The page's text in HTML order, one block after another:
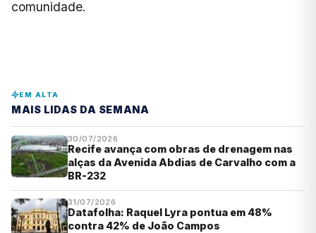
comunidade.
EM ALTA
MAIS LIDAS DA SEMANA
30/07/2026
Recife avança com obras de drenagem nas
alças da Avenida Abdias de Carvalho com a
BR-232
31/07/2026
Datafolha: Raquel Lyra pontua em 48%
contra 42% de João Campos